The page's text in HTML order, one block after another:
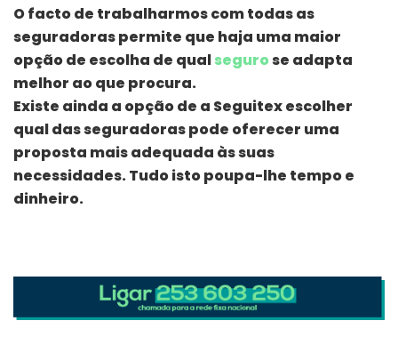
O facto de trabalharmos com todas as
seguradoras permite que haja uma maior
opção de escolha de qualsegurose adapta
melhor ao que procura.
Existe ainda a opção de a Seguitex escolher
qual das seguradoras pode oferecer uma
proposta mais adequada às suas
necessidades. Tudo isto poupa-lhe tempo e
dinheiro.